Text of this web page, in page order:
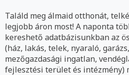
Találd meg álmaid otthonát,
legjobb áron most! A naponta
kereshető adatbázisunkban az
(ház, lakás, telek, nyaraló,
mezőgazdasági ingatlan,
fejlesztési terület és intézmény)